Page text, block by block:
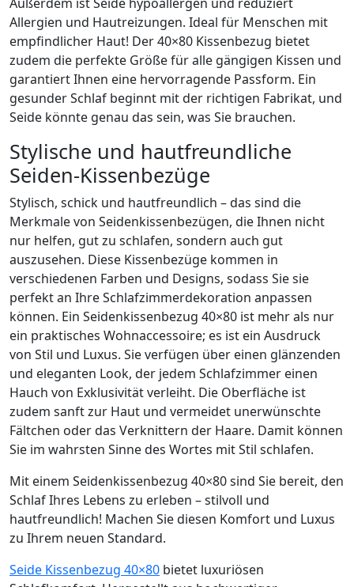
Allergien und Hautreizungen. Ideal für Menschen mit
empfindlicher Haut! Der 40×80 Kissenbezug bietet
zudem die perfekte Größe für alle gängigen Kissen und
garantiert Ihnen eine hervorragende Passform. Ein
gesunder Schlaf beginnt mit der richtigen Fabrikat, und
Seide könnte genau das sein, was Sie brauchen.
Stylische und hautfreundliche
Seiden-Kissenbezüge
Stylisch, schick und hautfreundlich – das sind die
Merkmale von Seidenkissenbezügen, die Ihnen nicht
nur helfen, gut zu schlafen, sondern auch gut
auszusehen. Diese Kissenbezüge kommen in
verschiedenen Farben und Designs, sodass Sie sie
perfekt an Ihre Schlafzimmerdekoration anpassen
können. Ein Seidenkissenbezug 40×80 ist mehr als nur
ein praktisches Wohnaccessoire; es ist ein Ausdruck
von Stil und Luxus. Sie verfügen über einen glänzenden
und eleganten Look, der jedem Schlafzimmer einen
Hauch von Exklusivität verleiht. Die Oberfläche ist
zudem sanft zur Haut und vermeidet unerwünschte
Fältchen oder das Verknittern der Haare. Damit können
Sie im wahrsten Sinne des Wortes mit Stil schlafen.
Mit einem Seidenkissenbezug 40×80 sind Sie bereit, den
Schlaf Ihres Lebens zu erleben – stilvoll und
hautfreundlich! Machen Sie diesen Komfort und Luxus
zu Ihrem neuen Standard.
Seide Kissenbezug 40×80 bietet luxuriösen